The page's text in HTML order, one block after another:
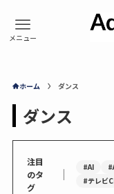
ホーム ダンス
ダンス
注目
のタ
グ
｜ #AI
#テレビ